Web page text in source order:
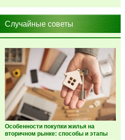
Случайные советы
Особенности покупки жилья на
вторичном рынке: способы и этапы